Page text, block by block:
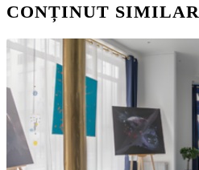
CONȚINUT SIMILAR